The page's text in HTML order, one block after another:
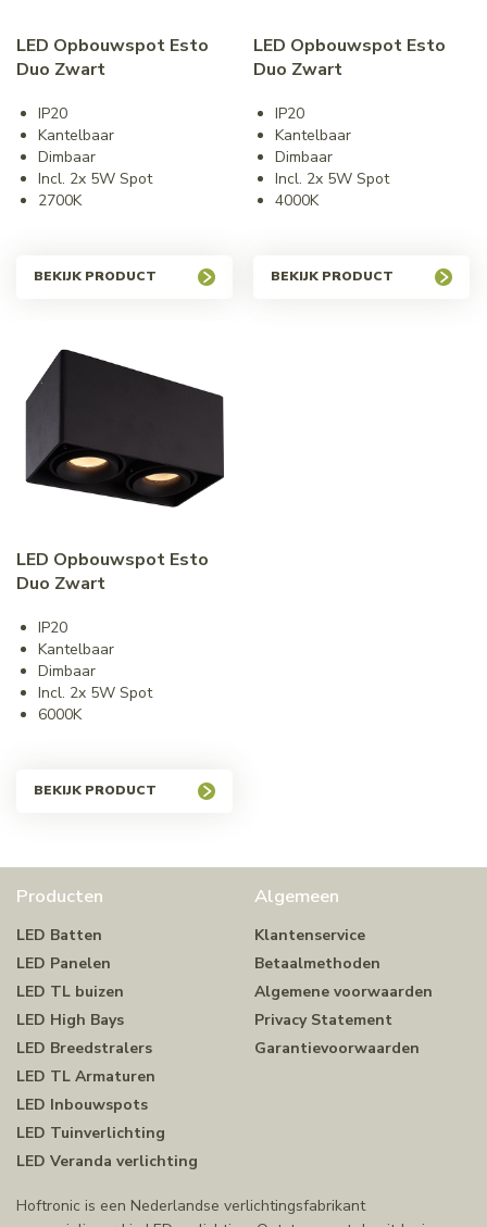
LED Opbouwspot Esto
Duo Zwart
IP20
Kantelbaar
Dimbaar
Incl. 2x 5W Spot
2700K
BEKIJK PRODUCT
LED Opbouwspot Esto
Duo Zwart
IP20
Kantelbaar
Dimbaar
Incl. 2x 5W Spot
4000K
BEKIJK PRODUCT
LED Opbouwspot Esto
Duo Zwart
IP20
Kantelbaar
Dimbaar
Incl. 2x 5W Spot
6000K
BEKIJK PRODUCT
Producten
LED Batten
LED Panelen
LED TL buizen
LED High Bays
LED Breedstralers
LED TL Armaturen
LED Inbouwspots
LED Tuinverlichting
LED Veranda verlichting
Algemeen
Klantenservice
Betaalmethoden
Algemene voorwaarden
Privacy Statement
Garantievoorwaarden
Hoftronic is een Nederlandse verlichtingsfabrikant